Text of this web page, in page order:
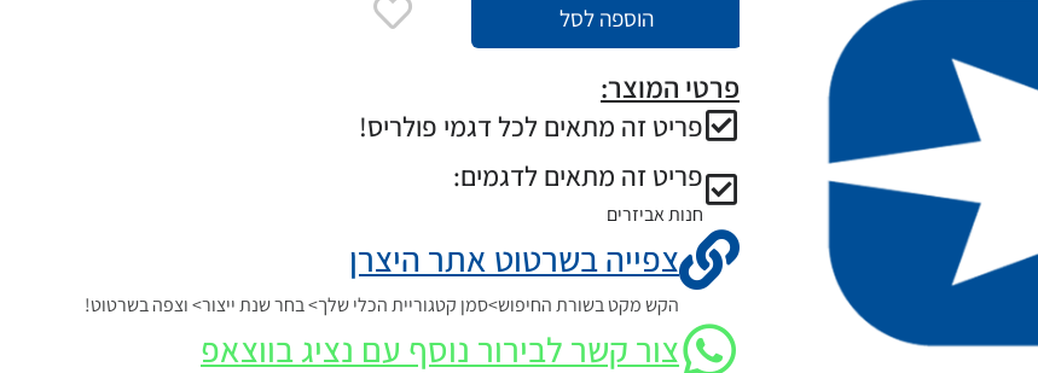
הוספה לסל
פרטי המוצר:
פריט זה מתאים לכל דגמי פולריס!
פריט זה מתאים לדגמים:
חנות אביזרים
צפייה בשרטוט אתר היצרן
הקש מקט בשורת החיפוש>סמן קטגוריית הכלי שלך> בחר שנת ייצור> וצפה בשרטוט!
צור קשר לבירור נוסף עם נציג בווצאפ